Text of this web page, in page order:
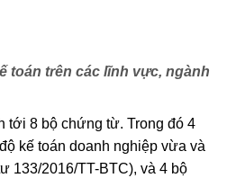
toán trên các lĩnh vực, ngành
tới 8 bộ chứng từ. Trong đó 4
kế toán doanh nghiệp vừa và
133/2016/TT-BTC), và 4 bộ